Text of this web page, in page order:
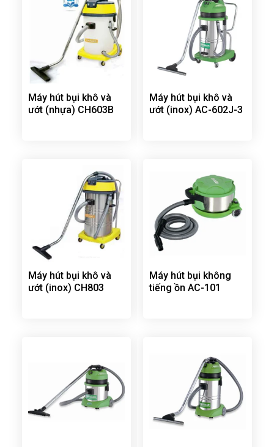
Máy hút bụi khô và
ướt (nhựa) CH603B
Máy hút bụi khô và
ướt (inox) AC-602J-3
Máy hút bụi khô và
ướt (inox) CH803
Máy hút bụi không
tiếng ồn AC-101